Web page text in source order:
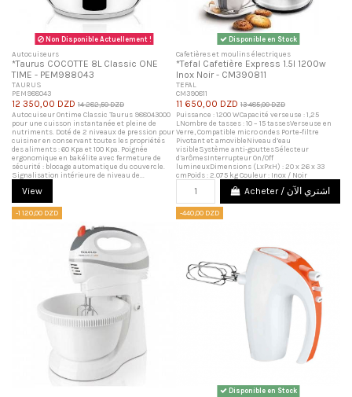
Non Disponible Actuellement !
Autocuiseurs
*Taurus COCOTTE 8L Classic ONE
TIME - PEM988043
TAURUS
PEM988043
12 350,00 DZD 14 282,50 DZD
Autocuiseur Ontime Classic Taurus 988043000
pour une cuisson instantanée et pleine de
nutriments. Doté de 2 niveaux de pression pour
cuisiner en conservant toutes les propriétés
des aliments : 60 Kpa et 100 Kpa. Poignée
ergonomique en bakélite avec fermeture de
sécurité : blocage automatique du couvercle.
Signalisation intérieure de niveau de...
View
Disponible en Stock
Cafetières et moulins électriques
*Tefal Cafetière Express 1.5l 1200w
Inox Noir - CM390811
TEFAL
CM390811
11 650,00 DZD 13 485,00 DZD
Puissance : 1200 WCapacité verseuse : 1,25
LNombre de tasses : 10 – 15 tassesVerseuse en
Verre, Compatible micro ondes Porte-filtre
Pivotant et amovibleNiveau d’eau
visibleSystème anti-gouttesSélecteur
d’arômesInterrupteur On/Off
lumineuxDimensions (LxPxH) : 20 x 26 x 33
cmPoids : 2.075 kg Couleur : Inox / Noir
Acheter / اشتري الآن
-1 120,00 DZD -440,00 DZD
Disponible en Stock